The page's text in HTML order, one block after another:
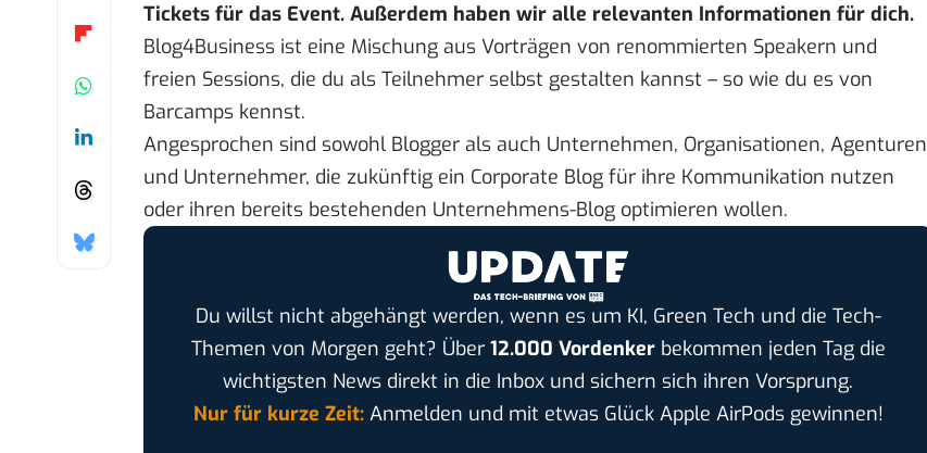
Tickets für das Event. Außerdem haben wir alle relevanten Informationen für dich.
Blog4Business ist eine Mischung aus Vorträgen von renommierten Speakern und
freien Sessions, die du als Teilnehmer selbst gestalten kannst – so wie du es von
Barcamps kennst.
Angesprochen sind sowohl Blogger als auch Unternehmen, Organisationen, Agenturen
und Unternehmer, die zukünftig ein Corporate Blog für ihre Kommunikation nutzen
oder ihren bereits bestehenden Unternehmens-Blog optimieren wollen.
Du willst nicht abgehängt werden, wenn es um KI, Green Tech und die Tech-
Themen von Morgen geht? Über 12.000 Vordenkerbekommen jeden Tag die
wichtigsten News direkt in die Inbox und sichern sich ihren Vorsprung.
Nur für kurze Zeit:Anmelden und mit etwas Glück Apple AirPods gewinnen!